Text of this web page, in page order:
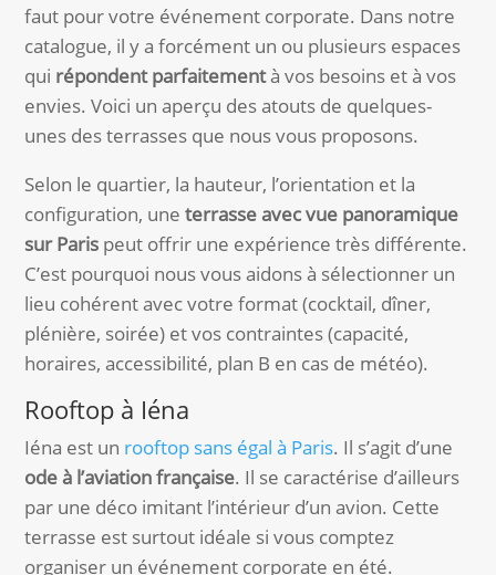
faut pour votre événement corporate. Dans notre
catalogue, il y a forcément un ou plusieurs espaces
qui répondent parfaitementà vos besoins et à vos
envies. Voici un aperçu des atouts de quelques-
unes des terrasses que nous vous proposons.
Selon le quartier, la hauteur, l’orientation et la
configuration, uneterrasse avec vue panoramique
sur Paris peut offrir une expérience très différente.
C’est pourquoi nous vous aidons à sélectionner un
lieu cohérent avec votre format (cocktail, dîner,
plénière, soirée) et vos contraintes (capacité,
horaires, accessibilité, plan B en cas de météo).
Rooftop à Iéna
Iéna est un rooftop sans égal à Paris. Il s’agit d’une
ode à l’aviation française. Il se caractérise d’ailleurs
par une déco imitant l’intérieur d’un avion. Cette
terrasse est surtout idéale si vous comptez
organiser un événement corporate en été.